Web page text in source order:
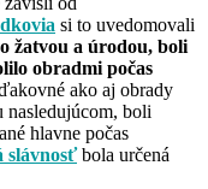
si to uvedomovali
žatvou a úrodou, boli
obradmi počas
ako aj obrady
nasledujúcom, boli
hlavne počas
slávnosťbola určená